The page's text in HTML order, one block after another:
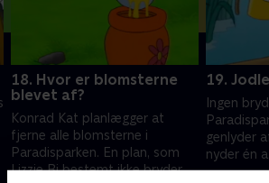
18. Hvor er blomsterne
blevet af?
Konrad Kat planlægger at
fjerne alle blomsterne i
Paradisparken. En plan, som
Lizzie Bi bestemt ikke bryder
19.
Ingen
genlyder
nyder én
den